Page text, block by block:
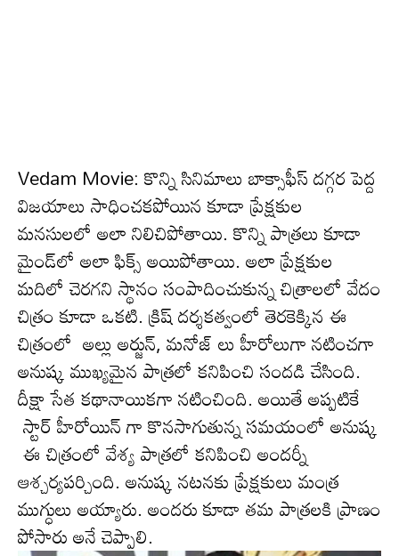
Vedam Movie: కొన్ని సినిమాలు బాక్సాఫీస్ ద‌గ్గ‌ర పెద్ద
విజ‌యాలు సాధించ‌క‌పోయిన కూడా ప్రేక్ష‌కుల
మ‌న‌సుల‌లో అలా నిలిచిపోతాయి. కొన్ని పాత్ర‌లు కూడా
మైండ్‌లో అలా ఫిక్స్ అయిపోతాయి. అలా ప్రేక్షకుల
మ‌దిలో చెర‌గ‌ని స్థానం సంపాదించుకున్న చిత్రాల‌లో వేదం
చిత్రం కూడా ఒక‌టి. క్రిష్ ద‌ర్శ‌క‌త్వంలో తెర‌కెక్కిన ఈ
చిత్రంలో అల్లు అర్జున్, మ‌నోజ్ లు హీరోలుగా న‌టించ‌గా
అనుష్క ముఖ్య‌మైన పాత్ర‌లో క‌నిపించి సంద‌డి చేసింది.
దీక్షా సేత క‌థానాయిక‌గా న‌టించింది. అయితే అప్ప‌టికే
స్టార్ హీరోయిన్ గా కొన‌సాగుతున్న స‌మ‌యంలో అనుష్క
ఈ చిత్రంలో వేశ్య‌ పాత్ర‌లో క‌నిపించి అందర్నీ
ఆశ్చ‌ర్య‌ప‌ర్చింది. అనుష్క న‌ట‌న‌కు ప్రేక్ష‌కులు మంత్ర
ముగ్ధులు అయ్యారు. అంద‌రు కూడా త‌మ పాత్ర‌ల‌కి ప్రాణం
పోసారు అనే చెప్పాలి.